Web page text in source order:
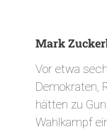
Mark
Vor etwa
Demokraten,
hätten zu
Wahlkampf